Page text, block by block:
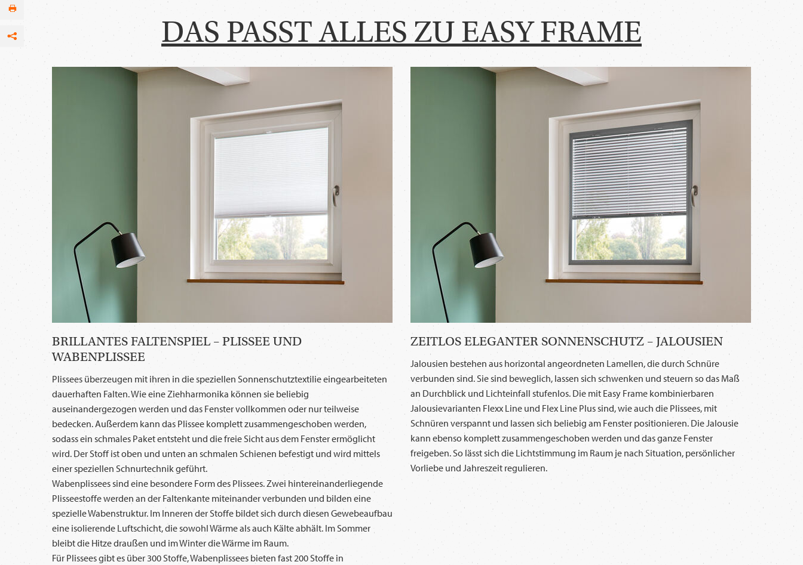
DAS PASST ALLES ZU EASY FRAME
BRILLANTES FALTENSPIEL – PLISSEE UND
WABENPLISSEE
Plissees überzeugen mit ihren in die speziellen Sonnenschutztextilie eingearbeiteten
dauerhaften Falten. Wie eine Ziehharmonika können sie beliebig
auseinandergezogen werden und das Fenster vollkommen oder nur teilweise
bedecken. Außerdem kann das Plissee komplett zusammengeschoben werden,
sodass ein schmales Paket entsteht und die freie Sicht aus dem Fenster ermöglicht
wird. Der Stoff ist oben und unten an schmalen Schienen befestigt und wird mittels
einer speziellen Schnurtechnik geführt.
Wabenplissees sind eine besondere Form des Plissees. Zwei hintereinanderliegende
Plisseestoffe werden an der Faltenkante miteinander verbunden und bilden eine
spezielle Wabenstruktur. Im Inneren der Stoffe bildet sich durch diesen Gewebeaufbau
eine isolierende Luftschicht, die sowohl Wärme als auch Kälte abhält. Im Sommer
bleibt die Hitze draußen und im Winter die Wärme im Raum.
Für Plissees gibt es über 300 Stoffe, Wabenplissees bieten fast 200 Stoffe in
ZEITLOS ELEGANTER SONNENSCHUTZ – JALOUSIEN
Jalousien bestehen aus horizontal angeordneten Lamellen, die durch Schnüre
verbunden sind. Sie sind beweglich, lassen sich schwenken und steuern so das Maß
an Durchblick und Lichteinfall stufenlos. Die mit Easy Frame kombinierbaren
Jalousievarianten Flexx Line und Flex Line Plus sind, wie auch die Plissees, mit
Schnüren verspannt und lassen sich beliebig am Fenster positionieren. Die Jalousie
kann ebenso komplett zusammengeschoben werden und das ganze Fenster
freigeben. So lässt sich die Lichtstimmung im Raum je nach Situation, persönlicher
Vorliebe und Jahreszeit regulieren.
Facebook
per E-Mail